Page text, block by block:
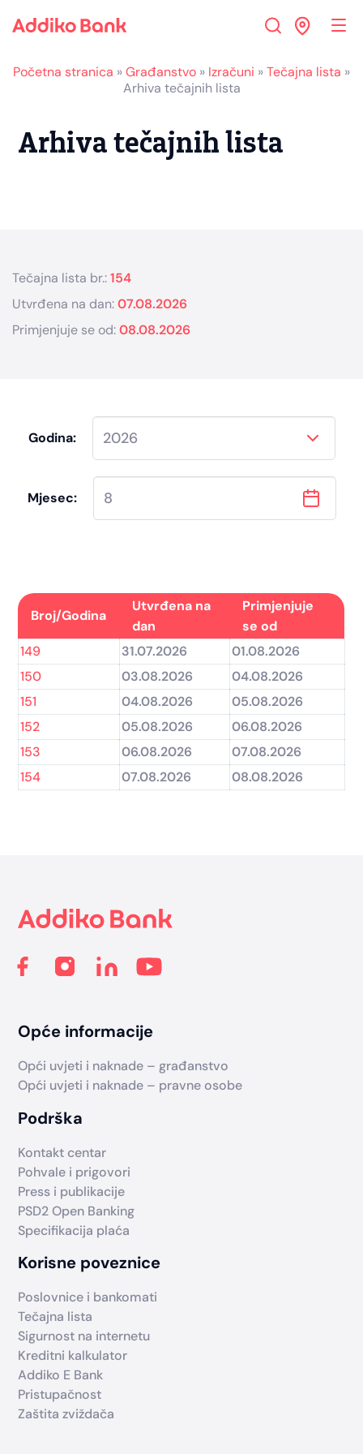
Početna stranica »Građanstvo » Izračuni »Tečajna lista »
Arhiva tečajnih lista
Arhiva tečajnih lista
Tečajna lista br.:154
Utvrđena na dan:07.08.2026
Primjenjuje se od:08.08.2026
Godina:
Mjesec:
Broj/Godina
Utvrđena na
dan
Primjenjuje
se od
149
31.07.2026
01.08.2026
150
03.08.2026
04.08.2026
151
04.08.2026
05.08.2026
152
05.08.2026
06.08.2026
153
06.08.2026
07.08.2026
154
07.08.2026 08.08.2026
Opće informacije
Opći uvjeti i naknade – građanstvo
Opći uvjeti i naknade – pravne osobe
Podrška
Kontakt centar
Pohvale i prigovori
Press i publikacije
PSD2 Open Banking
Specifikacija plaća
Korisne poveznice
Poslovnice i bankomati
Tečajna lista
Sigurnost na internetu
Kreditni kalkulator
Addiko E Bank
Pristupačnost
Zaštita zviždača